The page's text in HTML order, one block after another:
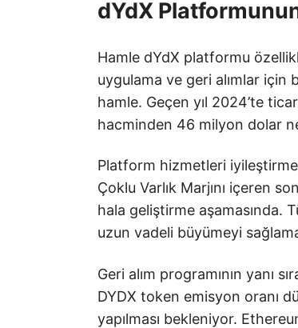
dYdX
Hamle dYdX platformu
uygulama ve geri alımlar için
hamle. Geçen yıl 2024’te
hacminden 46 milyon dolar
Platform hizmetleri
Çoklu Varlık Marjını içeren
hala geliştirme aşamasında.
uzun vadeli büyümeyi
Geri alım programının yanı
DYDX token emisyon oranı
yapılması bekleniyor.